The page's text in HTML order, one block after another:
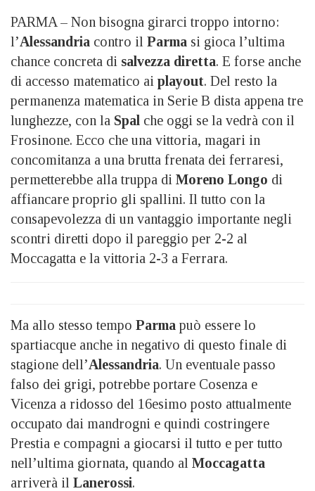
PARMA – Non bisogna girarci troppo intorno:
l’Alessandria contro il Parma si gioca l’ultima
chance concreta di salvezza diretta. E forse anche
di accesso matematico ai playout. Del resto la
permanenza matematica in Serie B dista appena tre
lunghezze, con la Spal che oggi se la vedrà con il
Frosinone. Ecco che una vittoria, magari in
concomitanza a una brutta frenata dei ferraresi,
permetterebbe alla truppa di Moreno Longo di
affiancare proprio gli spallini. Il tutto con la
consapevolezza di un vantaggio importante negli
scontri diretti dopo il pareggio per 2-2 al
Moccagatta e la vittoria 2-3 a Ferrara.
Ma allo stesso tempo Parma può essere lo
spartiacque anche in negativo di questo finale di
stagione dell’Alessandria. Un eventuale passo
falso dei grigi, potrebbe portare Cosenza e
Vicenza a ridosso del 16esimo posto attualmente
occupato dai mandrogni e quindi costringere
Prestia e compagni a giocarsi il tutto e per tutto
nell’ultima giornata, quando al Moccagatta
arriverà il Lanerossi.